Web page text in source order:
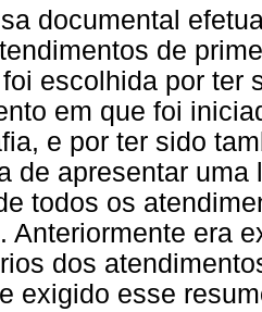
documental
de
escolhida por ter
em que foi
e por ter sido
de apresentar
todos os
Anteriormente era
dos
exigido esse